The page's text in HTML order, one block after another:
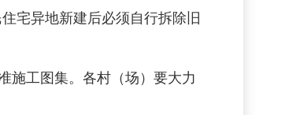
宅异地新建后必须自行拆除旧
施工图集。各村（场）要大力